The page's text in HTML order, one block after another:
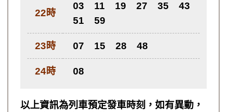
22時
03 11 19 27 35
43
51
59
23時 07 15 28 48
24時 08
以上資訊為列車預定發車時刻，如有異動，